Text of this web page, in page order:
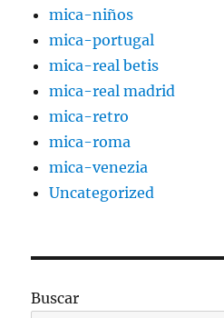
mica-niños
mica-portugal
mica-real betis
mica-real madrid
mica-retro
mica-roma
mica-venezia
Uncategorized
Buscar